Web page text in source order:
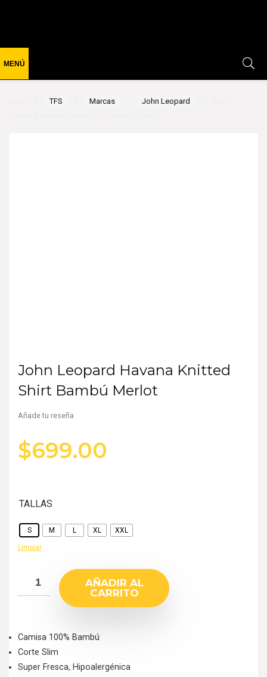
TFS Marcas John Leopard
John Leopard Havana Knitted
Shirt Bambú Merlot
Añade tu reseña
$699.00
TALLAS
S M L XL XXL
Limpiar
AÑADIR AL
CARRITO
Camisa 100% Bambú
Corte Slim
Super Fresca, Hipoalergénica